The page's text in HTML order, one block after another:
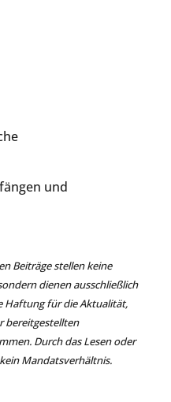
und
Beiträge stellen keine
dienen ausschließlich
Haftung für die Aktualität,
bereitgestellten
Durch das Lesen oder
Mandatsverhältnis.